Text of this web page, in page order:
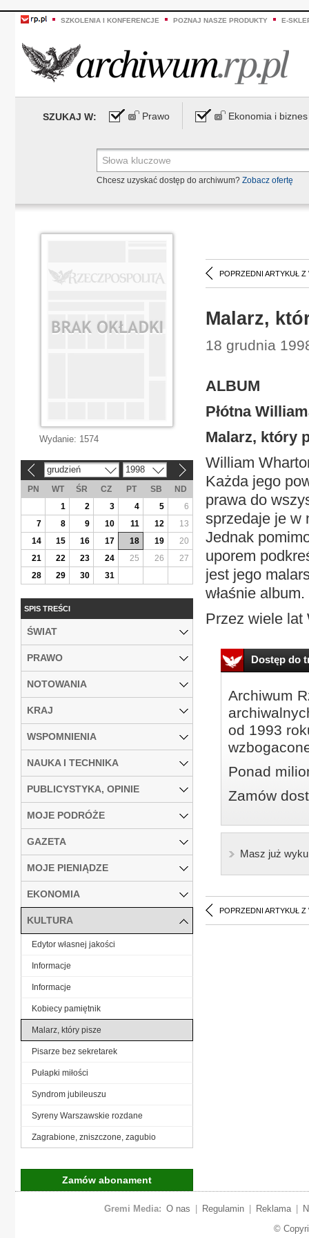
SZKOLENIA I KONFERENCJE POZNAJ NASZE PRODUKTY E-
SZUKAJ W: Prawo Ekonomia i biznes
Chcesz uzyskać dostęp do archiwum? Zobacz ofertę
POPRZEDNI ARTYKUŁ Z
Malarz,
18 grudnia
ALBUM
Płótna
Malarz, który
William
Każda jego
prawa do
sprzedaje je w
Jednak
uporem
jest jego
właśnie album.
Przez wiele lat
Dostęp do
Archiwum
od 1993
Ponad
Zamów
Masz już
POPRZEDNI ARTYKUŁ Z
Wydanie: 1574
grudzień 1998
PN WT ŚR CZ PT SB
ND
1
2 3 4 5
6
7
8 9 10 11 12
13
14
15 16 17 18 19
20
21
22 23 24 25 26
27
28
29 30 31
SPIS TREŚCI
ŚWIAT
PRAWO
NOTOWANIA
KRAJ
WSPOMNIENIA
NAUKA I TECHNIKA
PUBLICYSTYKA, OPINIE
MOJE PODRÓŻE
GAZETA
MOJE PIENIĄDZE
EKONOMIA
KULTURA
Edytor własnej jakości
Informacje
Informacje
Kobiecy pamiętnik
Malarz, który pisze
Pisarze bez sekretarek
Pułapki miłości
Syndrom jubileuszu
Syreny Warszawskie rozdane
Zagrabione, zniszczone, zagubio
Zamów abonament
Gremi Media: O nas Regulamin Reklama
©